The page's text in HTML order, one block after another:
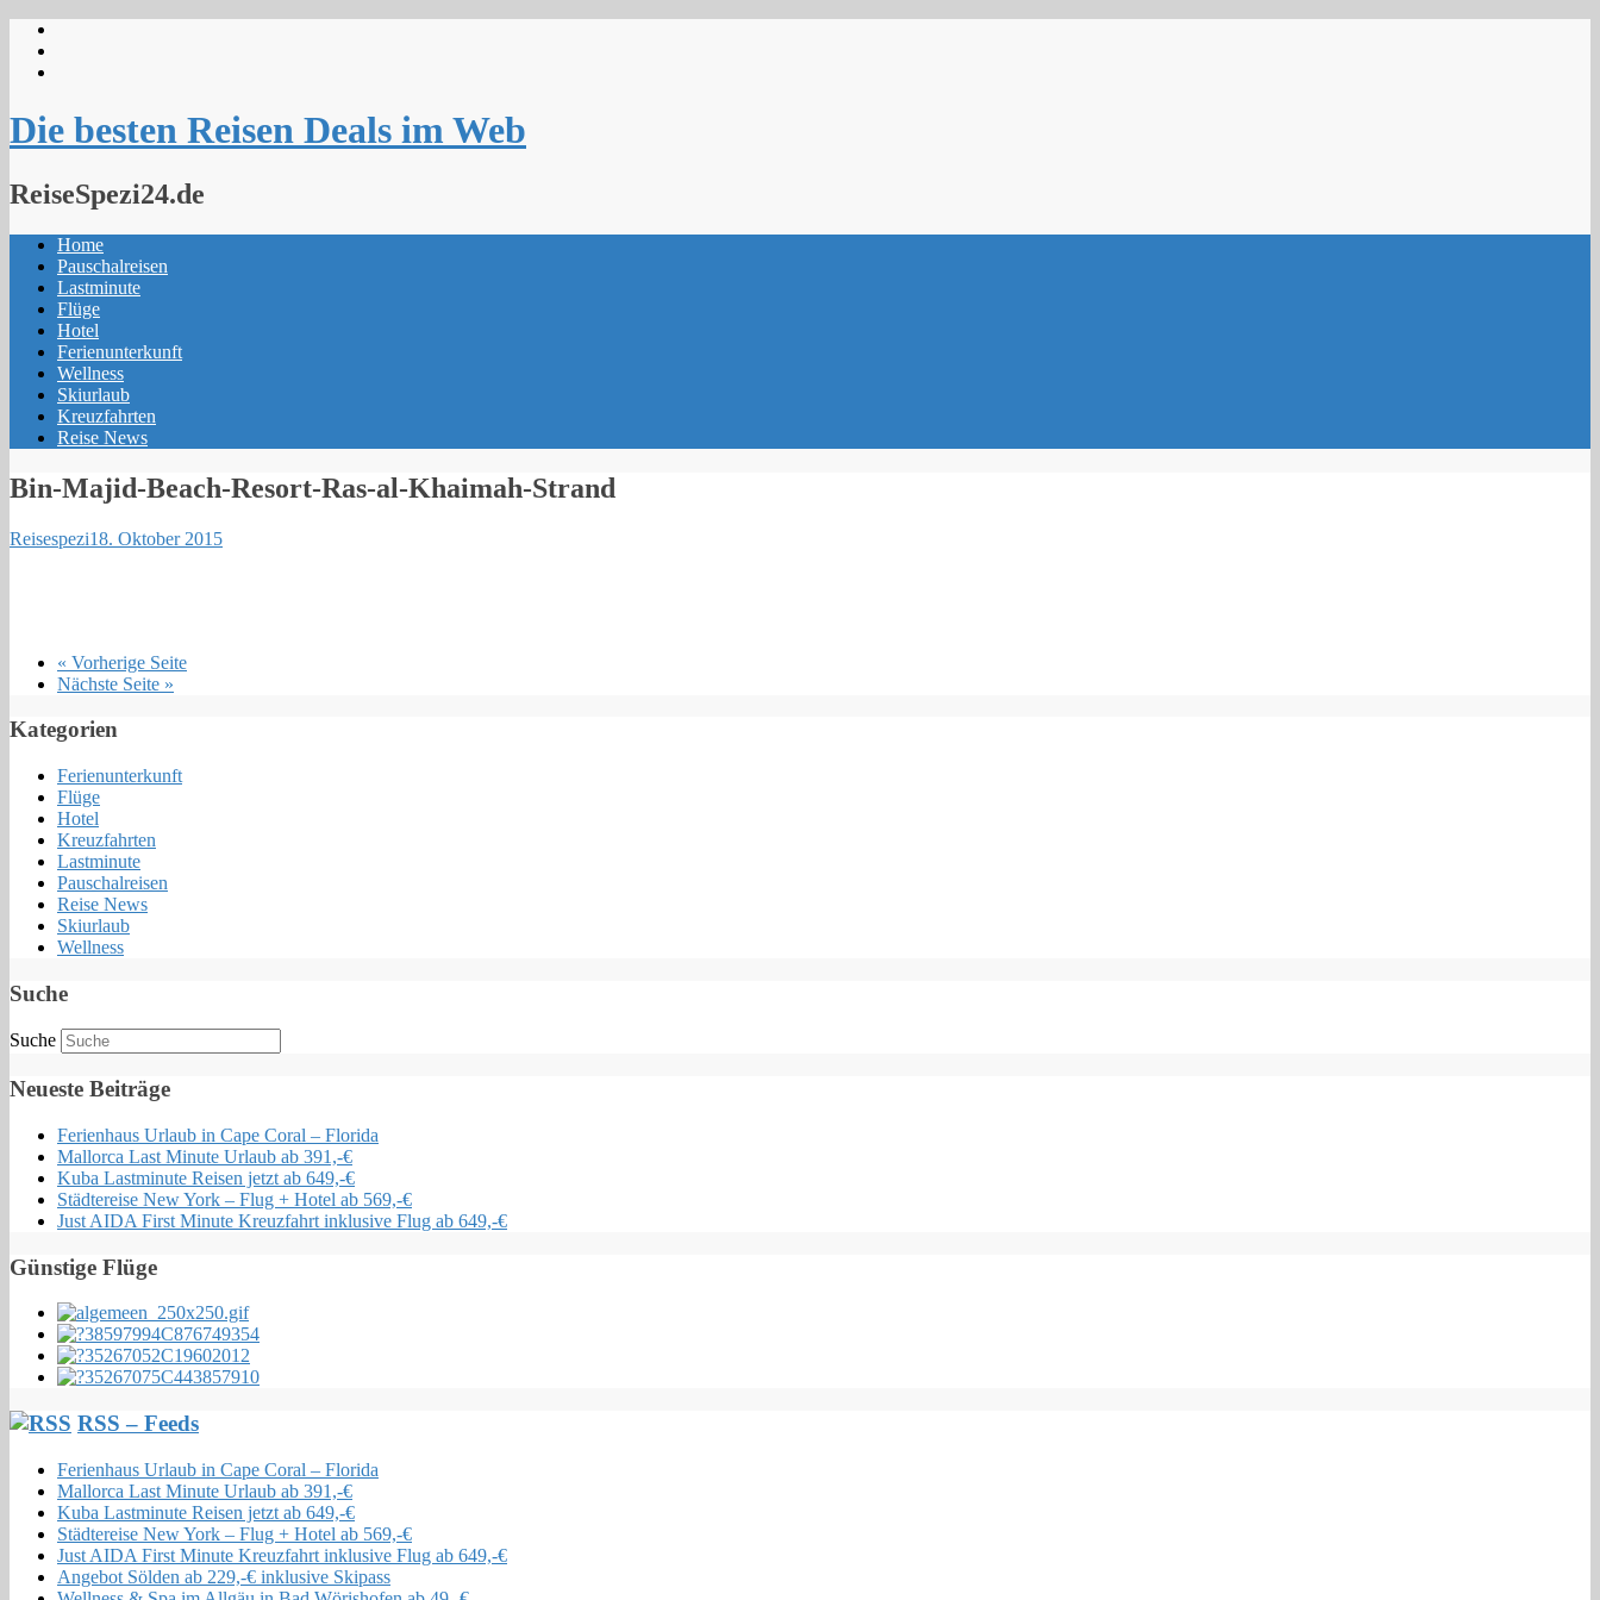
Skip
content
Die besten Reisen Deals im Web
ReiseSpezi24.de
Home
Pauschalreisen
Lastminute
Flüge
Hotel
Ferienunterkunft
Wellness
Skiurlaub
Kreuzfahrten
Reise News
Bin-Majid-Beach-Resort-Ras-al-Khaimah-Strand
Reisespezi18. Oktober 2015
« Vorherige Seite
Nächste Seite »
Kategorien
Ferienunterkunft
Flüge
Hotel
Kreuzfahrten
Lastminute
Pauschalreisen
Reise News
Skiurlaub
Wellness
Suche
Suche
Neueste Beiträge
Ferienhaus Urlaub in Cape Coral – Florida
Mallorca Last Minute Urlaub ab 391,-€
Kuba Lastminute Reisen jetzt ab 649,-€
Städtereise New York – Flug + Hotel ab 569,-€
Just AIDA First Minute Kreuzfahrt inklusive Flug ab 649,-€
Günstige Flüge
RSS – Feeds
Ferienhaus Urlaub in Cape Coral – Florida
Mallorca Last Minute Urlaub ab 391,-€
Kuba Lastminute Reisen jetzt ab 649,-€
Städtereise New York – Flug + Hotel ab 569,-€
Just AIDA First Minute Kreuzfahrt inklusive Flug ab 649,-€
Angebot Sölden ab 229,-€ inklusive Skipass